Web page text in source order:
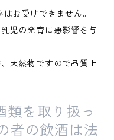
お受けできません。
児の発育に悪影響を与
天然物ですので品質上
類を取り扱っ
者の飲酒は法